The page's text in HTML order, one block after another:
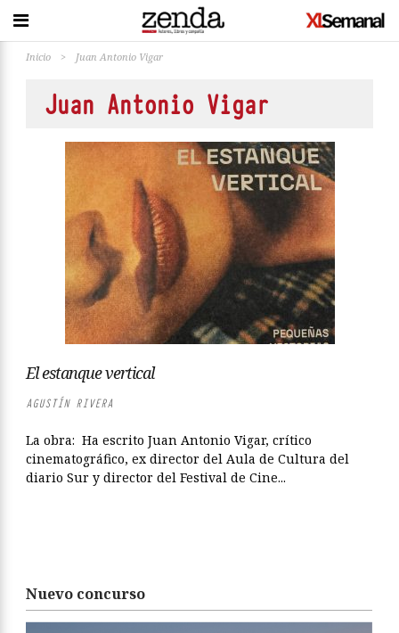
Inicio > Juan Antonio Vigar
Juan Antonio Vigar
El estanque vertical
AGUSTÍN RIVERA
La obra: Ha escrito Juan Antonio Vigar, crítico
cinematográfico, ex director del Aula de Cultura del
diario Sur y director del Festival de Cine...
Nuevo concurso